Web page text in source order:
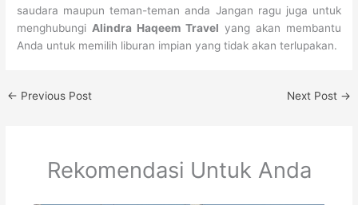
saudara maupun teman-teman anda Jangan ragu juga untuk
menghubungi Alindra Haqeem Travel yang akan membantu
Anda untuk memilih liburan impian yang tidak akan terlupakan.
← Previous Post Next Post →
Rekomendasi Untuk Anda